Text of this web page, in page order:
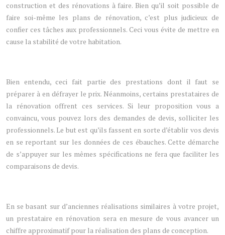
construction et des rénovations à faire. Bien qu’il soit possible de
faire soi-même les plans de rénovation, c’est plus judicieux de
confier ces tâches aux professionnels. Ceci vous évite de mettre en
cause la stabilité de votre habitation.
Bien entendu, ceci fait partie des prestations dont il faut se
préparer à en défrayer le prix. Néanmoins, certains prestataires de
la rénovation offrent ces services. Si leur proposition vous a
convaincu, vous pouvez lors des demandes de devis, solliciter les
professionnels. Le but est qu’ils fassent en sorte d’établir vos devis
en se reportant sur les données de ces ébauches. Cette démarche
de s’appuyer sur les mêmes spécifications ne fera que faciliter les
comparaisons de devis.
En se basant sur d’anciennes réalisations similaires à votre projet,
un prestataire en rénovation sera en mesure de vous avancer un
chiffre approximatif pour la réalisation des plans de conception.